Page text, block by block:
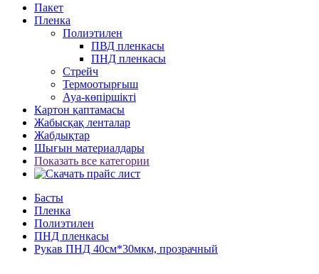
Пакет
Пленка
Полиэтилен
ПВД пленкасы
ПНД пленкасы
Стрейч
Термоотырғыш
Ауа-көпіршікті
Картон қаптамасы
Жабысқақ ленталар
Жабдықтар
Шығын материалдары
Показать все категории
Басты
Пленка
Полиэтилен
ПНД пленкасы
Рукав ПНД 40см*30мкм, прозрачный